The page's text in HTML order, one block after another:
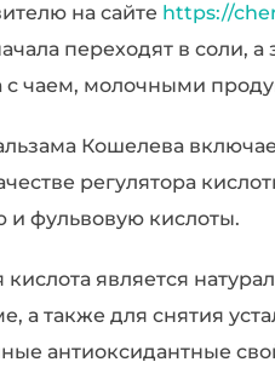
на сайте https://
переходят в соли,
с чаем, молочными
Кошелева
регулятора
и фульвовую кислоты.
кислота является
а также для снятия
антиоксидантные